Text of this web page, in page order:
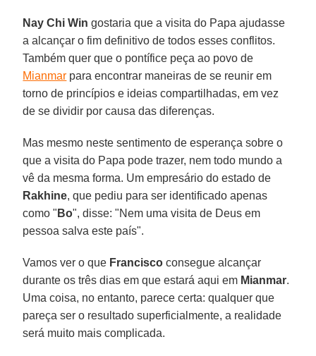
Nay Chi Win gostaria que a visita do Papa ajudasse
a alcançar o fim definitivo de todos esses conflitos.
Também quer que o pontífice peça ao povo de
Mianmar para encontrar maneiras de se reunir em
torno de princípios e ideias compartilhadas, em vez
de se dividir por causa das diferenças.
Mas mesmo neste sentimento de esperança sobre o
que a visita do Papa pode trazer, nem todo mundo a
vê da mesma forma. Um empresário do estado de
Rakhine, que pediu para ser identificado apenas
como " Bo", disse: "Nem uma visita de Deus em
pessoa salva este país".
Vamos ver o que Francisco consegue alcançar
durante os três dias em que estará aqui em Mianmar.
Uma coisa, no entanto, parece certa: qualquer que
pareça ser o resultado superficialmente, a realidade
será muito mais complicada.